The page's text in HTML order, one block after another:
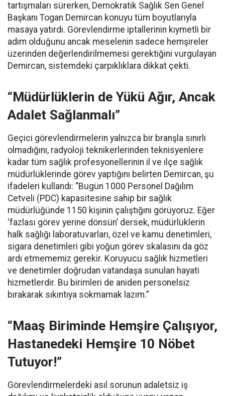
tartışmaları sürerken, Demokratik Sağlık Sen Genel
Başkanı Togan Demircan konuyu tüm boyutlarıyla
masaya yatırdı. Görevlendirme iptallerinin kıymetli bir
adım olduğunu ancak meselenin sadece hemşireler
üzerinden değerlendirilmemesi gerektiğini vurgulayan
Demircan, sistemdeki çarpıklıklara dikkat çekti.
“Müdürlüklerin de Yükü Ağır, Ancak
Adalet Sağlanmalı”
Geçici görevlendirmelerin yalnızca bir branşla sınırlı
olmadığını, radyoloji teknikerlerinden teknisyenlere
kadar tüm sağlık profesyonellerinin il ve ilçe sağlık
müdürlüklerinde görev yaptığını belirten Demircan, şu
ifadeleri kullandı: “Bugün 1000 Personel Dağılım
Cetveli (PDC) kapasitesine sahip bir sağlık
müdürlüğünde 1150 kişinin çalıştığını görüyoruz. Eğer
‘fazlası görev yerine dönsün’ dersek, müdürlüklerin
halk sağlığı laboratuvarları, özel ve kamu denetimleri,
sigara denetimleri gibi yoğun görev skalasını da göz
ardı etmememiz gerekir. Koruyucu sağlık hizmetleri
ve denetimler doğrudan vatandaşa sunulan hayati
hizmetlerdir. Bu birimleri de aniden personelsiz
bırakarak sıkıntıya sokmamak lazım.”
“Maaş Biriminde Hemşire Çalışıyor,
Hastanedeki Hemşire 10 Nöbet
Tutuyor!”
Görevlendirmelerdeki asıl sorunun adaletsiz iş